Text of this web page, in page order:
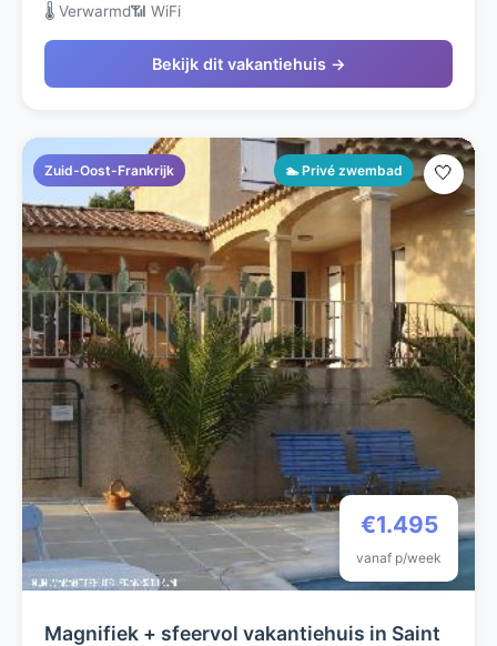
🌡️ Verwarmd📶 WiFi
Bekijk dit vakantiehuis →
Zuid-Oost-Frankrijk 🏊 Privé zwembad
€1.495
vanaf p/week
🤍
Magnifiek + sfeervol vakantiehuis in Saint